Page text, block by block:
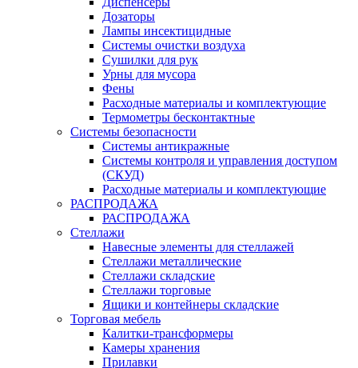
Дозаторы
Лампы инсектицидные
Системы очистки воздуха
Сушилки для рук
Урны для мусора
Фены
Расходные материалы и комплектующие
Термометры бесконтактные
Системы безопасности
Системы антикражные
Системы контроля и управления доступом
(СКУД)
Расходные материалы и комплектующие
РАСПРОДАЖА
РАСПРОДАЖА
Стеллажи
Навесные элементы для стеллажей
Стеллажи металлические
Стеллажи складские
Стеллажи торговые
Ящики и контейнеры складские
Торговая мебель
Калитки-трансформеры
Камеры хранения
Прилавки